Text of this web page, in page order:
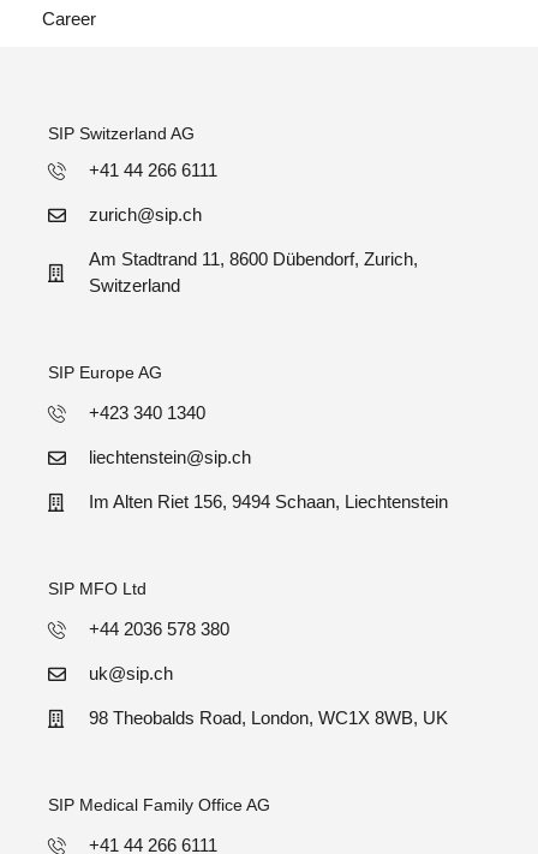
Career
SIP Switzerland AG
+41 44 266 6111
zurich@sip.ch
Am Stadtrand 11, 8600 Dübendorf, Zurich,
Switzerland
SIP Europe AG
+423 340 1340
liechtenstein@sip.ch
Im Alten Riet 156, 9494 Schaan, Liechtenstein
SIP MFO Ltd
+44 2036 578 380
uk@sip.ch
98 Theobalds Road, London, WC1X 8WB, UK
SIP Medical Family Office AG
+41 44 266 6111